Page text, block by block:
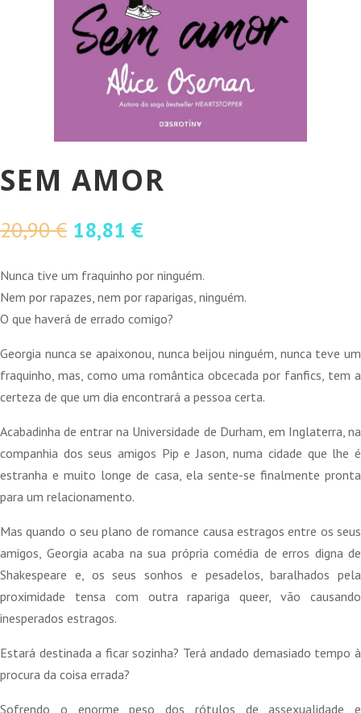
SEM AMOR
20,90€ O
original
era:
20,90 €.
18,81 €O
atual
é:
18,81 €.
Nunca tive um fraquinho por ninguém.
Nem por rapazes, nem por raparigas, ninguém.
O que haverá de errado comigo?
Georgia nunca se apaixonou, nunca beijou ninguém, nunca teve um
fraquinho, mas, como uma romântica obcecada por fanfics, tem a
certeza de que um dia encontrará a pessoa certa.
Acabadinha de entrar na Universidade de Durham, em Inglaterra, na
companhia dos seus amigos Pip e Jason, numa cidade que lhe é
estranha e muito longe de casa, ela sente-se finalmente pronta
para um relacionamento.
Mas quando o seu plano de romance causa estragos entre os seus
amigos, Georgia acaba na sua própria comédia de erros digna de
Shakespeare e, os seus sonhos e pesadelos, baralhados pela
proximidade tensa com outra rapariga queer, vão causando
inesperados estragos.
Estará destinada a ficar sozinha? Terá andado demasiado tempo à
procura da coisa errada?
Sofrendo o enorme peso dos rótulos de assexualidade e